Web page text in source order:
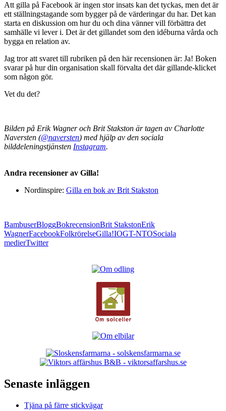
Att gilla på Facebook är ingen stor insats kan det tyckas, men det är
ett ställningstagande som bygger på de värderingar du har. Det kan
starta en diskussion om hur du och dina vänner vill förbättra det
samhälle vi lever i. Det är det gillandet som den idéburna vårda och
bygga en relation av.
Jag tror att svaret till rubriken på den här recensionen är: Ja! Boken
svarar på hur din organisation skall förvalta det där gillande-klicket
som någon gör.
Vet du det?
Bilden på Erik Wagner och Brit Stakston är tagen av Charlotte
Naversten (@naversten) med hjälp av den sociala
bilddeleningstjänsten Instagram.
Andra recensioner av Gilla!
Nordinspire: Gilla en bok av Brit Stakston
BambuserBloggBokrecensionBrit StakstonErik
WagnerFacebookFolkrörelseGilla!IOGT-NTOSociala
medierTwitter
Senaste inläggen
Tjäna på färre stickvägar